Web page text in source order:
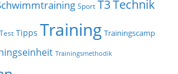
Sport T3Technik
Test Tipps Training Trainingscamp
Trainingsmethodik